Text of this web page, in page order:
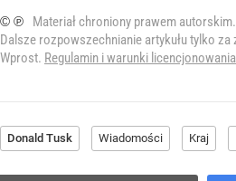
© ℗
Materiał chroniony prawem
Dalsze rozpowszechnianie artykułu tylko
Wprost. Regulamin i warunki
Donald Tusk Wiadomości Kraj